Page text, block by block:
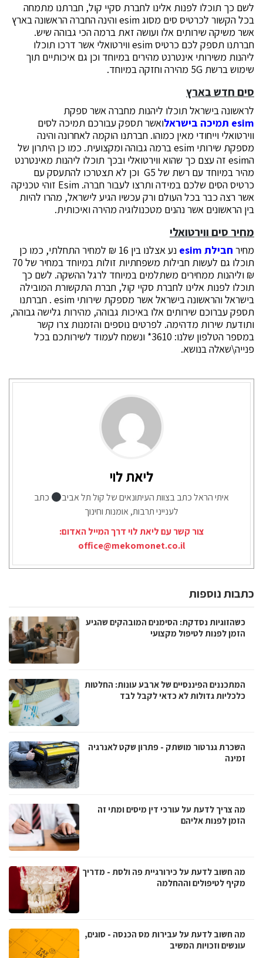
לשם כך תוכלו לפנות אלינו לחברת סקיי קול, חברתנו מתמחה
בכל הקשור לכרטיס סים מסוג esim והינה החברה הראשונה בארץ
אשר משיקה שירותים אלו ועושה זאת ברמה הכי גבוהה שיש.
חברתנו תספק לכם כרטיס esim ווירטואלי אשר דרכו תוכלו
ליהנות משירותי אינטרנט מהירים במיוחד וכן גם איכותיים תוך
שימוש ברשת 5G מהירה וחזקה במיוחד.
סים חדש בארץ
לראשונה בישראל תוכלו ליהנות מחברה אשר ספקת
esim תמיכה בישראלואשר תספק עבורכם תמיכה לסים
ווירטואלי וייחודי מאין כמוהו. חברתנו הוקמה לאחרונה והינה
מספקת שירותי esim ברמה גבוהה ומקצועית. כמו כן היתרון של
הesim זה עצם כך שהוא ווירטואלי ובכך תוכלו ליהנות מאינטרנט
מהיר במיוחד עם רשת של G5 וכן לא תצטרכו להתעסק עם
כרטיס הסים שלכם במידה ותרצו לעבור חברה. Esim זוהי טכניקה
אשר רצה כבר בכל העולם ורק עכשיו הגיע לישראל, מהרו להיות
בין הראשונים אשר נהנים מטכנולוגיה מהירה ואיכותית.
מחיר סים ווירטואלי
מחיר חבילת esim
נע אצלנו בין 16 ₪ למחיר התחלתי, כמו כן
תוכלו גם לעשות חבילות משפחתיות זולות במיוחד במחיר של 70
₪ וליהנות ממחירים משתלמים במיוחד לרגל ההשקה. לשם כך
תוכלו לפנות אלינו לחברת סקיי קול, חברת התקשורת המובילה
בישראל והראשונה בישראל אשר מספקת שירותי esim . חברתנו
תספק עברוכם שירותים אלו באיכות גבוהה, מהירות גלישה גבוהה,
ותודעת שירות מדהימה. לפרטים נוספים והזמנות צרו קשר
במספר הטלפון שלנו: 3610* ונשמח לעמוד לשירותכם בכל
פנייה\שאלה בנושא.
ליאת לוי
איתי הראל כתב בצוות העיתונאים של קול תל אביב
כתב
לענייני תרבות, אומנות וחינוך
צור קשר עם ליאת לוי דרך המייל האדום:
office@mekomonet.co.il
כתבות נוספות
כשהזוגיות נסדקת: הסימנים המובהקים שהגיע
הזמן לפנות לטיפול מקצועי
המתכננים הפיננסיים של ארבע עונות: החלטות
כלכליות גדולות לא כדאי לקבל לבד
השכרת גנרטור מושתק - פתרון שקט לאנרגיה
זמינה
מה צריך לדעת על עורכי דין מיסים ומתי זה
הזמן לפנות אליהם
מה חשוב לדעת על כירורגיית פה ולסת - מדריך
מקיף לטיפולים וההחלמה
מה חשוב לדעת על עבירות מס הכנסה - סוגים,
עונשים וזכויות המשיב